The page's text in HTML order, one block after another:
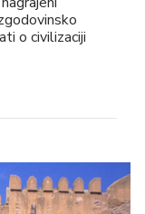
o civilizaciji